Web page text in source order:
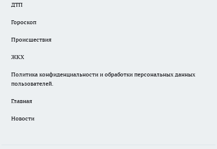
ДТП
Гороскоп
Происшествия
ЖКХ
Политика конфиденциальности и обработки персональных данных
пользователей.
Главная
Новости